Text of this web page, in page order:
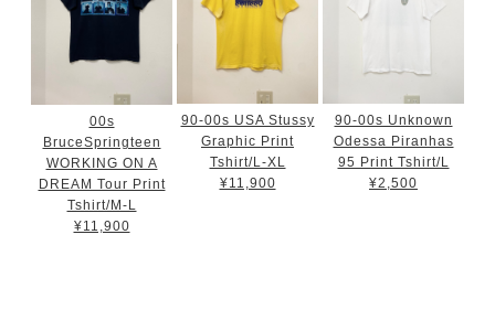
00s
BruceSpringteen
WORKING ON A
DREAM Tour Print
Tshirt/M-L
¥11,900
90-00s USA Stussy
Graphic Print
Tshirt/L-XL
¥11,900
90-00s Unknown
Odessa Piranhas
95 Print Tshirt/L
¥2,500